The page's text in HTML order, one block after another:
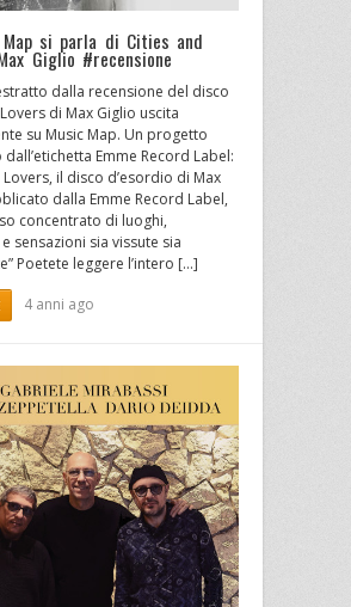
si parla di Cities and
Giglio #recensione
dalla recensione del disco
di Max Giglio uscita
su Music Map. Un progetto
Emme Record Label:
Lovers, il disco d’esordio di Max
dalla Emme Record Label,
concentrato di luoghi,
sensazioni sia vissute sia
Poetete leggere l’intero […]
4 anni ago